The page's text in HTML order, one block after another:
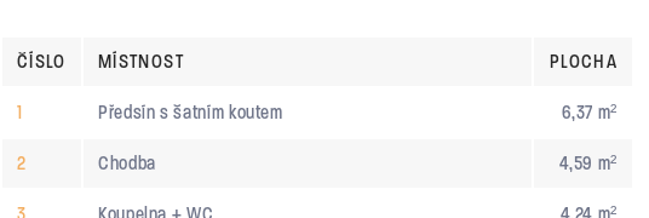
ČÍSLO MÍSTNOST PLOCHA
1 Předsín s šatním koutem 6,37 m²
2 Chodba 4,59 m²